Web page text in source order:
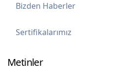
Bizden Haberler
Sertifikalarımız
Metinler